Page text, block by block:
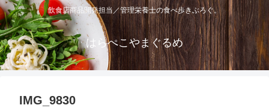
飲食店商品開発担当／管理栄養士の食べ歩きぶろぐ。
はらぺこやまぐるめ
IMG_9830